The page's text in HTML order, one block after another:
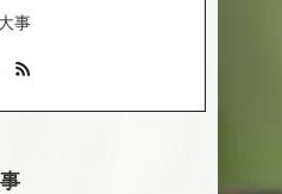
事